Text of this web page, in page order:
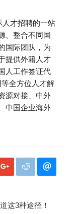
人才招聘的一站
、整合不同国
国际团队，为
提供外籍人才
人工作签证代
全方位人才解
源对接、中外
中国企业海外
这3种途径！